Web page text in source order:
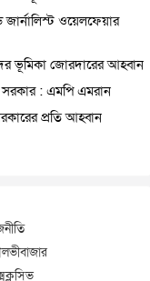
ওয়েলফেয়ার
ভূমিকা জোরদারের আহ্বান
সরকার : এমপি এমরান
প্রতি আহ্বান